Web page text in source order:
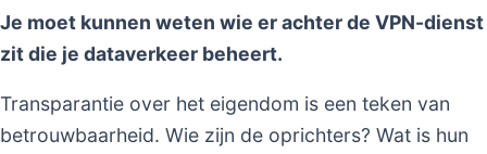
Je moet kunnen weten wie er achter de VPN-dienst
zit die je dataverkeer beheert.
Transparantie over het eigendom is een teken van
betrouwbaarheid. Wie zijn de oprichters? Wat is hun